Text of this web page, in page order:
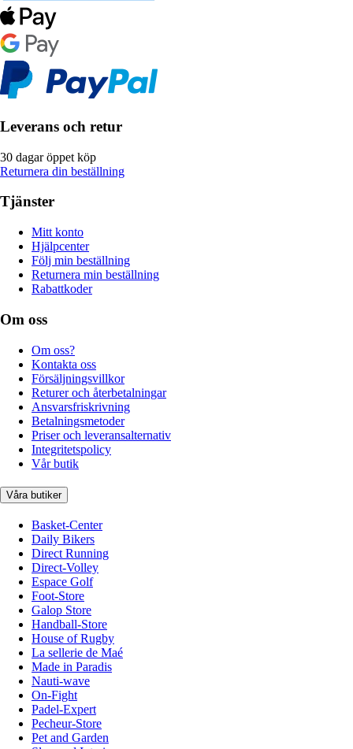
Leverans och retur
30 dagar öppet köp
Returnera din beställning
Tjänster
Mitt konto
Hjälpcenter
Följ min beställning
Returnera min beställning
Rabattkoder
Om oss
Om oss?
Kontakta oss
Försäljningsvillkor
Returer och återbetalningar
Ansvarsfriskrivning
Betalningsmetoder
Priser och leveransalternativ
Integritetspolicy
Vår butik
Våra butiker
Basket-Center
Daily Bikers
Direct Running
Direct-Volley
Espace Golf
Foot-Store
Galop Store
Handball-Store
House of Rugby
La sellerie de Maé
Made in Paradis
Nauti-wave
On-Fight
Padel-Expert
Pecheur-Store
Pet and Garden